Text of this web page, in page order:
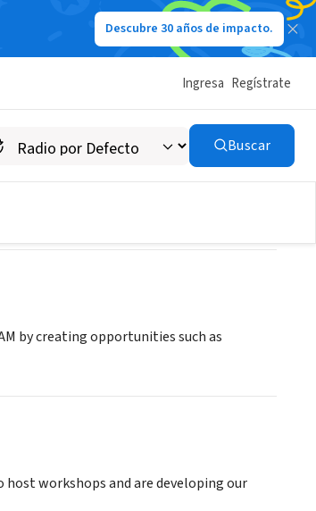
Descubre 30 años de impacto.
Ingresa Regístrate
Buscar
by creating opportunities such as
host workshops and are developing our